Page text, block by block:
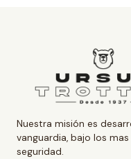
Nuestra misión es
vanguardia, bajo los
seguridad.